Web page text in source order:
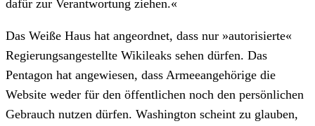
dafür zur Verantwortung ziehen.«
Das Weiße Haus hat angeordnet, dass nur »autorisierte«
Regierungsangestellte Wikileaks sehen dürfen. Das
Pentagon hat angewiesen, dass Armeeangehörige die
Website weder für den öffentlichen noch den persönlichen
Gebrauch nutzen dürfen. Washington scheint zu glauben,